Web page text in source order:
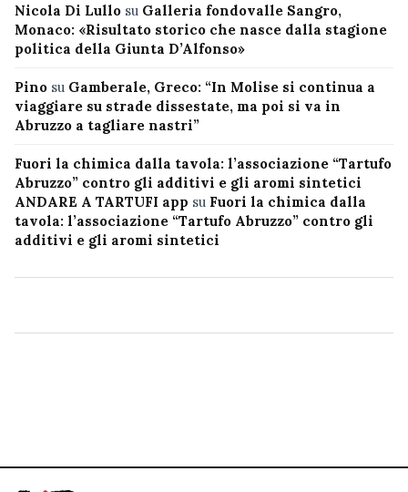
Nicola Di Lullo su Galleria fondovalle Sangro,
Monaco: «Risultato storico che nasce dalla stagione
politica della Giunta D’Alfonso»
Pino su Gamberale, Greco: “In Molise si continua a
viaggiare su strade dissestate, ma poi si va in
Abruzzo a tagliare nastri”
Fuori la chimica dalla tavola: l’associazione “Tartufo
Abruzzo” contro gli additivi e gli aromi sintetici
ANDARE A TARTUFI app su Fuori la chimica dalla
tavola: l’associazione “Tartufo Abruzzo” contro gli
additivi e gli aromi sintetici